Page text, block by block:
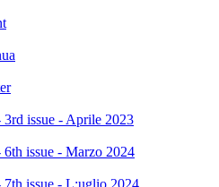
3rd issue - Aprile 2023
issue - Marzo 2024
7th issue - L;uglio 2024